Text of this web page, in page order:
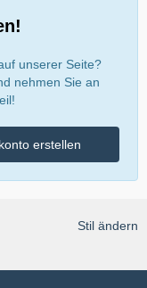
unserer Seite?
nehmen Sie an
erstellen
Stil ändern